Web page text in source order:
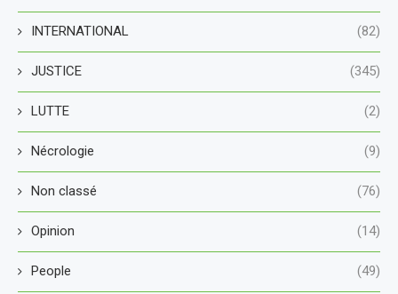
INTERNATIONAL (82)
JUSTICE (345)
LUTTE (2)
Nécrologie (9)
Non classé (76)
Opinion (14)
People (49)